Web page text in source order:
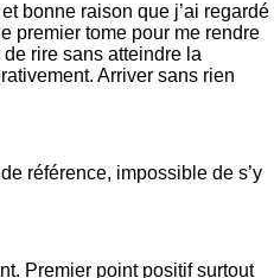
bonne raison que j’ai regardé
premier tome pour me rendre
rire sans atteindre la
Arriver sans rien
référence, impossible de s’y
Premier point positif surtout